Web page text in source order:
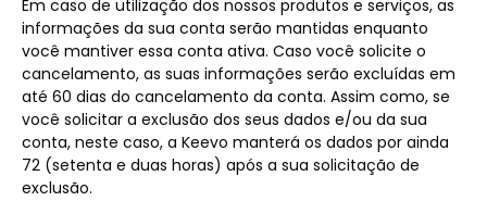
Em caso de utilização dos nossos produtos e serviços, as
informações da sua conta serão mantidas enquanto
você mantiver essa conta ativa. Caso você solicite o
cancelamento, as suas informações serão excluídas em
até 60 dias do cancelamento da conta. Assim como, se
você solicitar a exclusão dos seus dados e/ou da sua
conta, neste caso, a Keevo manterá os dados por ainda
72 (setenta e duas horas) após a sua solicitação de
exclusão.